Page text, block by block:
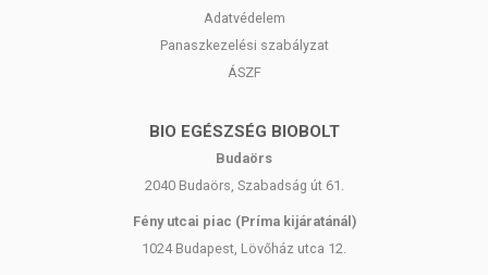
Adatvédelem
Panaszkezelési szabályzat
ÁSZF
BIO EGÉSZSÉG BIOBOLT
Budaörs
2040 Budaörs, Szabadság út 61.
Fény utcai piac (Príma kijáratánál)
1024 Budapest, Lövőház utca 12.